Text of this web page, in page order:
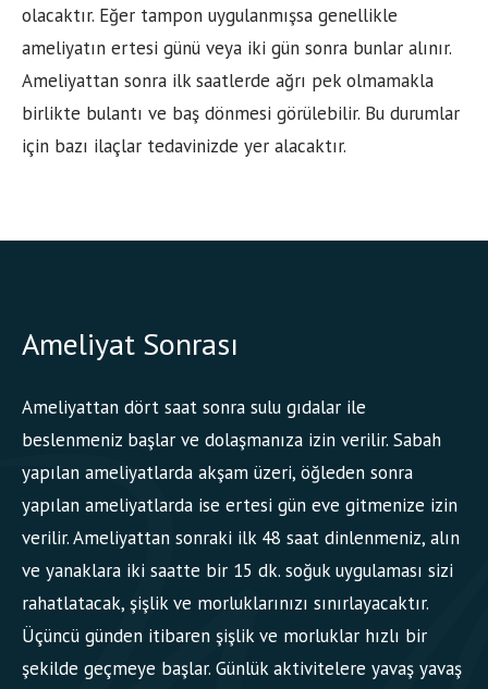
olacaktır. Eğer tampon uygulanmışsa genellikle
ameliyatın ertesi günü veya iki gün sonra bunlar alınır.
Ameliyattan sonra ilk saatlerde ağrı pek olmamakla
birlikte bulantı ve baş dönmesi görülebilir. Bu durumlar
için bazı ilaçlar tedavinizde yer alacaktır.
Ameliyat Sonrası
Ameliyattan dört saat sonra sulu gıdalar ile
beslenmeniz başlar ve dolaşmanıza izin verilir. Sabah
yapılan ameliyatlarda akşam üzeri, öğleden sonra
yapılan ameliyatlarda ise ertesi gün eve gitmenize izin
verilir. Ameliyattan sonraki ilk 48 saat dinlenmeniz, alın
ve yanaklara iki saatte bir 15 dk. soğuk uygulaması sizi
rahatlatacak, şişlik ve morluklarınızı sınırlayacaktır.
Üçüncü günden itibaren şişlik ve morluklar hızlı bir
şekilde geçmeye başlar. Günlük aktivitelere yavaş yavaş